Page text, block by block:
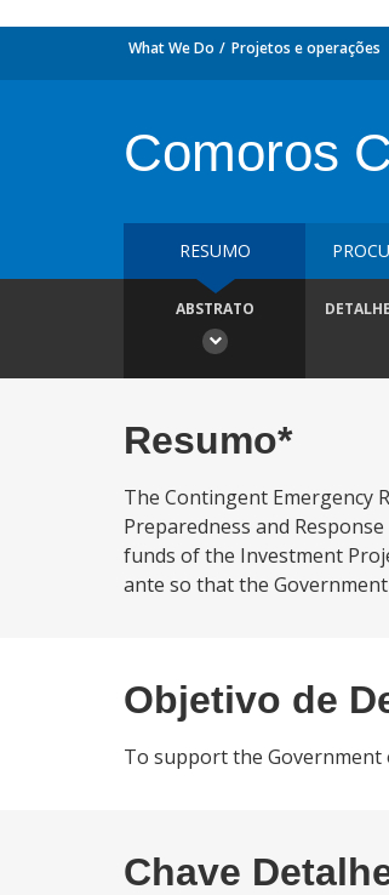
What We Do Projetos e operações
Comoros
RESUMO
ABSTRATO
Resumo*
The Contingent Emergency
Preparedness and
funds of the Investment
ante so that the
Objetivo de
To support the Government
Chave